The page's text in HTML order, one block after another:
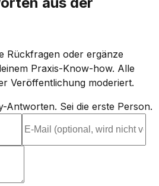
Rückfragen oder ergänze
Praxis-Know-how. Alle
Veröffentlichung moderiert.
Antworten. Sei die erste Person.